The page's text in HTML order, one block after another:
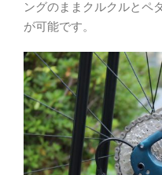
ングのままクルクルとペ
が可能です。